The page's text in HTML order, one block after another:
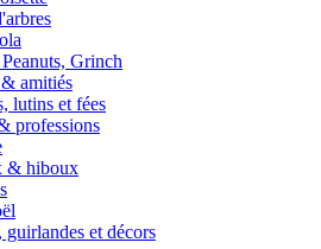
Grinch
amitiés
lutins et fées
professions
& hiboux
guirlandes et décors